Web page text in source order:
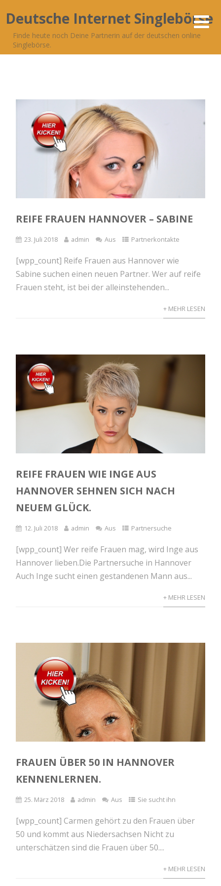
Deutsche Internet Singlebörse
Finde heute noch Deine Partnerin auf der deutschen online
Singlebörse.
REIFE FRAUEN HANNOVER – SABINE
23. Juli 2018 admin Aus Partnerkontakte
[wpp_count] Reife Frauen aus Hannover wie
Sabine suchen einen neuen Partner. Wer auf reife
Frauen steht, ist bei der alleinstehenden...
+ MEHR LESEN
REIFE FRAUEN WIE INGE AUS
HANNOVER SEHNEN SICH NACH
NEUEM GLÜCK.
12. Juli 2018 admin Aus Partnersuche
[wpp_count] Wer reife Frauen mag, wird Inge aus
Hannover lieben.Die Partnersuche in Hannover
Auch Inge sucht einen gestandenen Mann aus...
+ MEHR LESEN
FRAUEN ÜBER 50 IN HANNOVER
KENNENLERNEN.
25. März 2018 admin Aus Sie sucht ihn
[wpp_count] Carmen gehört zu den Frauen über
50 und kommt aus Niedersachsen Nicht zu
unterschätzen sind die Frauen über 50....
+ MEHR LESEN